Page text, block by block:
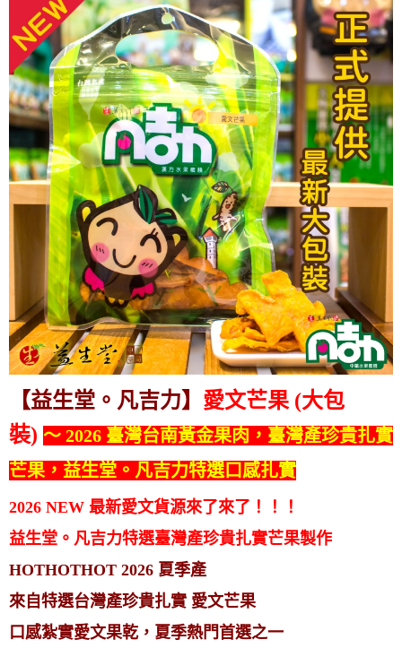
【益生堂。凡吉力】 愛文芒果 (大包
裝) ～ 2026 臺灣台南黃金果肉，臺灣產珍貴扎實
芒果，益生堂。凡吉力特選口感扎實
2026 NEW 最新愛文貨源來了來了！！！
益生堂。凡吉力特選臺灣產珍貴扎實芒果製作
HOTHOTHOT 2026 夏季產
來自特選台灣產珍貴扎實 愛文芒果
口感紮實愛文果乾，夏季熱門首選之一